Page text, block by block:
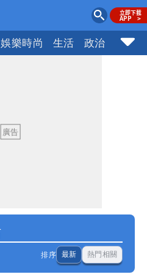
娛樂時尚 生活 政治 社會
排序 最新 熱門相關